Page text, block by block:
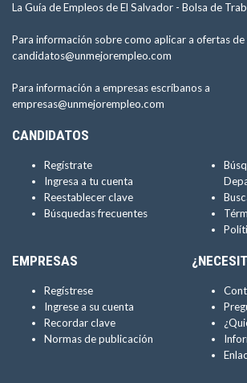
La Guía de Empleos de El Salvador - Bolsa de
Para información sobre como aplicar a ofertas
candidatos@unmejorempleo.com
Para información a empresas escríbanos a
empresas@unmejorempleo.com
CANDIDATOS
Regístrate
Ingresa a tu cuenta
Reestablecer clave
Búsquedas frecuentes
EMPRESAS
Regístrese
Ingrese a su cuenta
Recordar clave
Normas de publicación